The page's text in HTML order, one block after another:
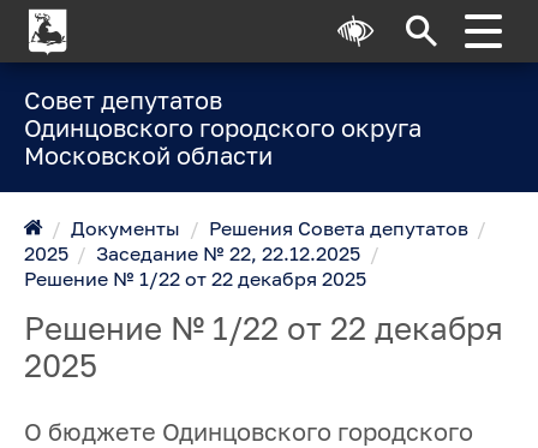
Совет депутатов
Одинцовского городского округа
Московской области
/ Документы / Решения Совета депутатов /
2025 / Заседание № 22, 22.12.2025
/
Решение № 1/22 от 22 декабря 2025
Решение № 1/22 от 22 декабря
2025
О бюджете Одинцовского городского